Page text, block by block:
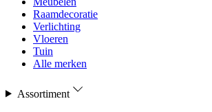
Raamdecoratie
Verlichting
Vloeren
Tuin
Alle merken
Assortiment